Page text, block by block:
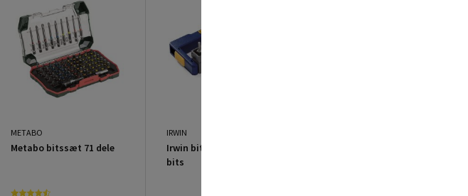
METABO
Metabo bitssæt 71 dele
IRWIN
Irwin bitssæt 10 dele torx
bits